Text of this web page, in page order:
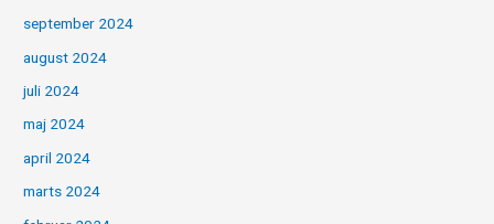
september 2024
august 2024
juli 2024
maj 2024
april 2024
marts 2024